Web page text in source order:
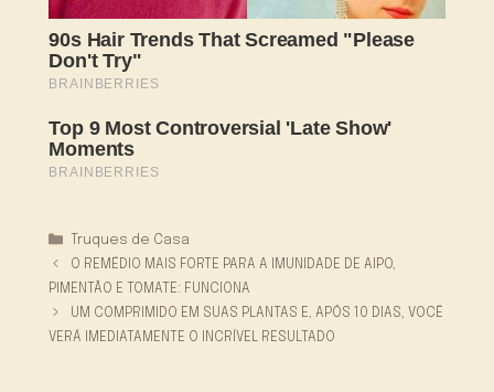
Categorias
Truques de Casa
O REMÉDIO MAIS FORTE PARA A IMUNIDADE DE AIPO,
PIMENTÃO E TOMATE: FUNCIONA
UM COMPRIMIDO EM SUAS PLANTAS E, APÓS 10 DIAS, VOCÊ
VERÁ IMEDIATAMENTE O INCRÍVEL RESULTADO